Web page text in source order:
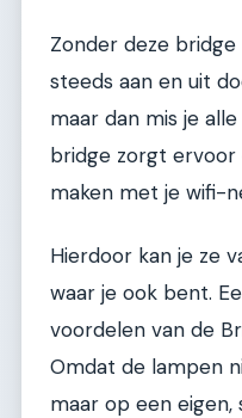
Zonder deze
steeds aan en uit
maar dan mis je
bridge zorgt
maken met je wifi-
Hierdoor kan je ze
waar je ook bent.
voordelen van de
Omdat de lampen
maar op een